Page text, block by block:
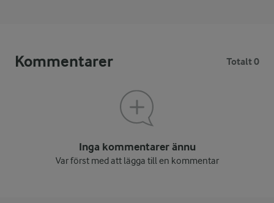
Kommentarer Totalt 0
Inga kommentarer ännu
Var först med att lägga till en kommentar